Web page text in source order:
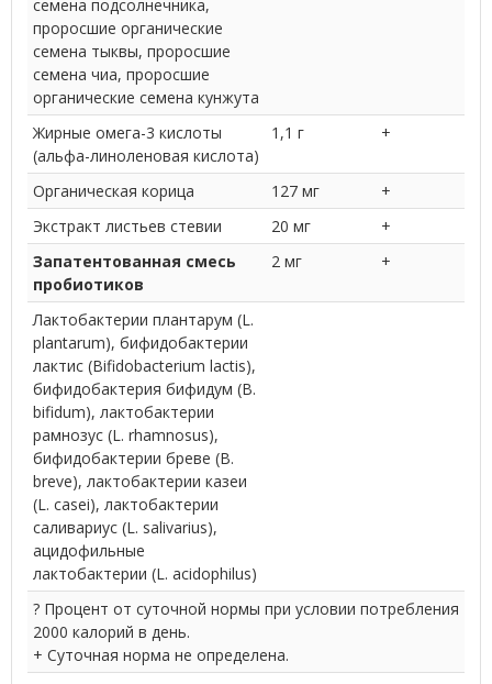
семена подсолнечника,
проросшие органические
семена тыквы, проросшие
семена чиа, проросшие
органические семена кунжута
Жирные омега-3 кислоты
(альфа-линоленовая кислота)
1,1 г +
Органическая корица 127 мг
+
Экстракт листьев стевии
20 мг
+
Запатентованная смесь
пробиотиков
2 мг +
Лактобактерии плантарум (L.
plantarum), бифидобактерии
лактис (Bifidobacterium lactis),
бифидобактерия бифидум (B.
bifidum), лактобактерии
рамнозус (L. rhamnosus),
бифидобактерии бреве (B.
breve), лактобактерии казеи
(L. casei), лактобактерии
саливариус (L. salivarius),
ацидофильные
лактобактерии (L. acidophilus)
? Процент от суточной нормы при условии потребления
2000 калорий в день.
+ Суточная норма не определена.